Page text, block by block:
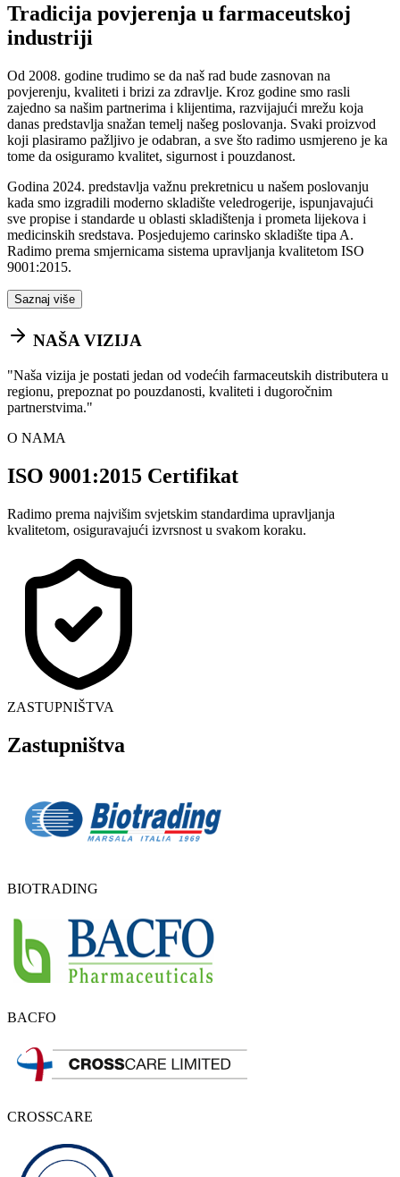
Tradicija povjerenja u farmaceutskoj
industriji
Od 2008. godine trudimo se da naš rad bude zasnovan na
povjerenju, kvaliteti i brizi za zdravlje. Kroz godine smo rasli
zajedno sa našim partnerima i klijentima, razvijajući mrežu koja
danas predstavlja snažan temelj našeg poslovanja. Svaki proizvod
koji plasiramo pažljivo je odabran, a sve što radimo usmjereno je ka
tome da osiguramo kvalitet, sigurnost i pouzdanost.
Godina 2024. predstavlja važnu prekretnicu u našem poslovanju
kada smo izgradili moderno skladište veledrogerije, ispunjavajući
sve propise i standarde u oblasti skladištenja i prometa lijekova i
medicinskih sredstava. Posjedujemo carinsko skladište tipa A.
Radimo prema smjernicama sistema upravljanja kvalitetom ISO
9001:2015.
Saznaj više
NAŠA VIZIJA
"Naša vizija je postati jedan od vodećih farmaceutskih distributera u
regionu, prepoznat po pouzdanosti, kvaliteti i dugoročnim
partnerstvima."
O NAMA
ISO 9001:2015 Certifikat
Radimo prema najvišim svjetskim standardima upravljanja
kvalitetom, osiguravajući izvrsnost u svakom koraku.
ZASTUPNIŠTVA
Zastupništva
BIOTRADING
BACFO
CROSSCARE